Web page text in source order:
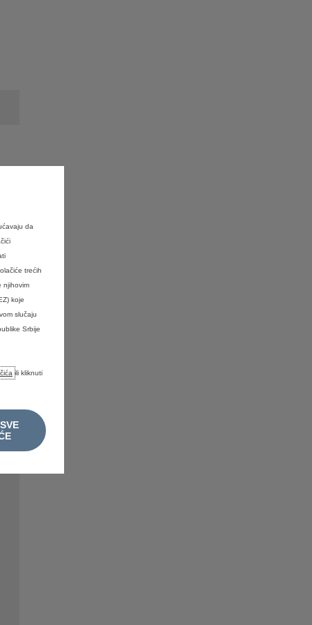
da
trećih
njihovim
koje
slučaju
Srbije
ili kliknuti